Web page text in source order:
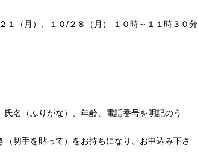
（月）、１０/２８（月） １０時～１１時３０分
名（ふりがな）、年齢、電話番号を明記のう
切手を貼って）をお持ちになり、お申込み下さ